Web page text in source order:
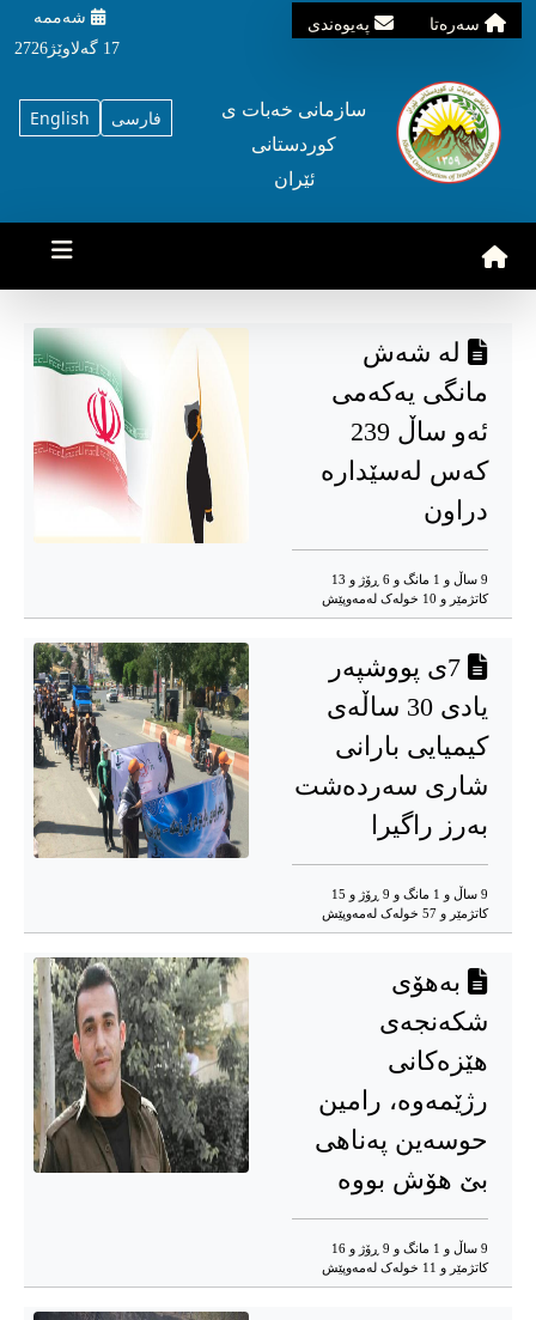
سه‌ره‌تا په‌یوه‌ندی
شه‌ممه‌
17 گه‌لاوێژ2726
English فارسی
سازمانی خه‌بات ی
کوردستانی
ئێران
لە شەش
مانگی یەکەمی
ئەو ساڵ 239
کەس لەسێدارە
دراون
9 ساڵ و 1 مانگ و 6 ڕۆژ و 13
کاتژمێر و 10 خوله‌ک له‌مه‌وپێش‌
7ی پووشپەر
یادی 30 ساڵەی
کیمیایی بارانی
شاری سەردەشت
بەرز راگیرا
9 ساڵ و 1 مانگ و 9 ڕۆژ و 15
کاتژمێر و 57 خوله‌ک له‌مه‌وپێش‌
بەهۆی
شکەنجەی
هێزەکانی
رژێمەوە، رامین
حوسەین پەناهی
بێ هۆش بووە
9 ساڵ و 1 مانگ و 9 ڕۆژ و 16
کاتژمێر و 11 خوله‌ک له‌مه‌وپێش‌